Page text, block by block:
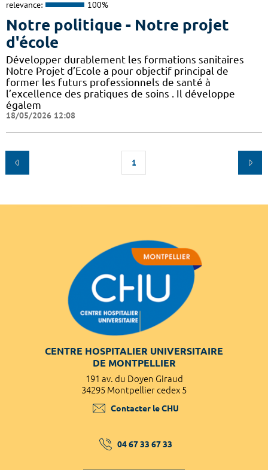
relevance: 100%
Notre politique - Notre projet
d'école
Développer durablement les formations sanitaires
Notre Projet d’Ecole a pour objectif principal de
former les futurs professionnels de santé à
l’excellence des pratiques de soins . Il développe
égalem
18/05/2026 12:08
1
CENTRE HOSPITALIER UNIVERSITAIRE
DE MONTPELLIER
191 av. du Doyen Giraud
34295 Montpellier cedex 5
Contacter le CHU
04 67 33 67 33